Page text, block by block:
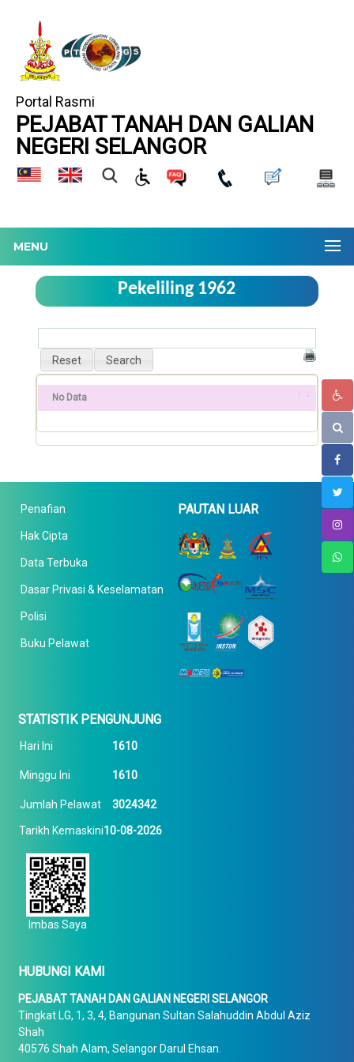
Portal Rasmi
PEJABAT TANAH DAN GALIAN
NEGERI SELANGOR
MENU
Pekeliling 1962
No Data
Penafian
Hak Cipta
Data Terbuka
Dasar Privasi & Keselamatan
Polisi
Buku Pelawat
PAUTAN LUAR
STATISTIK PENGUNJUNG
Hari Ini 1610
Minggu Ini 1610
Jumlah Pelawat 3024342
Tarikh Kemaskini10-08-2026
Imbas Saya
HUBUNGI KAMI
PEJABAT TANAH DAN GALIAN NEGERI SELANGOR
Tingkat LG, 1, 3, 4, Bangunan Sultan Salahuddin Abdul Aziz
Shah
40576 Shah Alam, Selangor Darul Ehsan.